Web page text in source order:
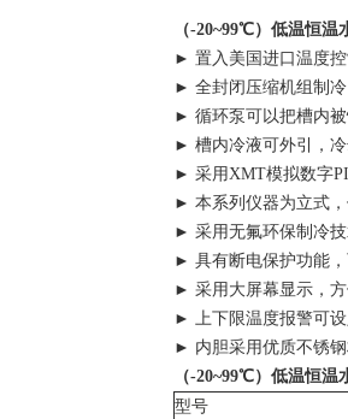
（-20~99℃）低温恒温
► 置入美国进口温度
► 全封闭压缩机组制
► 循环泵可以把槽内
► 槽内冷液可外引，
► 采用XMT模拟数字
► 本系列仪器为立式
► 采用无氟环保制冷
► 具有断电保护功能
► 采用大屏幕显示，
► 上下限温度报警可
► 内胆采用优质不锈
（-20~99℃）低温恒温
型号